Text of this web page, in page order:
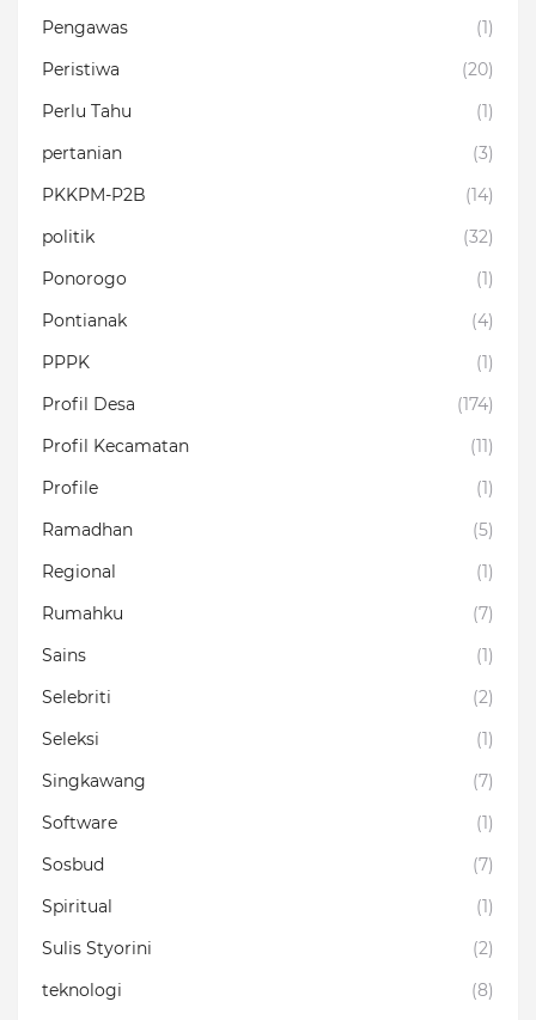
Pengawas
(1)
Peristiwa
(20)
Perlu Tahu
(1)
pertanian
(3)
PKKPM-P2B
(14)
politik
(32)
Ponorogo
(1)
Pontianak
(4)
PPPK
(1)
Profil Desa
(174)
Profil Kecamatan
(11)
Profile
(1)
Ramadhan
(5)
Regional
(1)
Rumahku
(7)
Sains
(1)
Selebriti
(2)
Seleksi
(1)
Singkawang
(7)
Software
(1)
Sosbud
(7)
Spiritual
(1)
Sulis Styorini
(2)
teknologi
(8)